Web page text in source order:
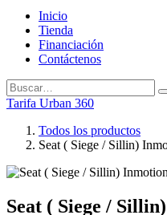
Inicio
Tienda
Financiación
Contáctenos
Tarifa Urban 360
Todos los productos
Seat ( Siege / Sillin)
Seat ( Siege /